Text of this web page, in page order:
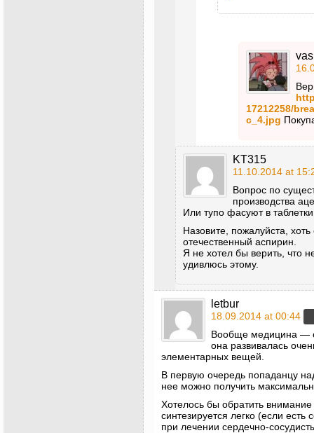
17212258/
c_4.jpg
KT315
11.10.2014 at
Вопрос по
производства
Или тупо фасуют в
Назовите, пожалуйста,
отечественный аспирин.
Я не хотел бы верить, что
удивлюсь этому.
letbur
18.09.2014 at 00:44
Вообще медицина —
она развивалась
элементарных вещей.
В первую очередь попаданцу
нее можно получить
Хотелось бы обратить
синтезируется легко (если
при лечении сердечно-